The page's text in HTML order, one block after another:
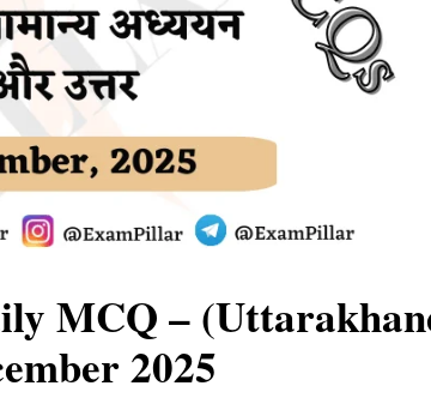
MCQ –
2025